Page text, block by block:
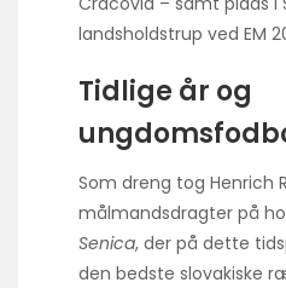
landsholdstrup ved EM
Tidlige år og
Som dreng tog Henrich
målmandsdragter på
Senica, der på dette
den bedste slovakiske